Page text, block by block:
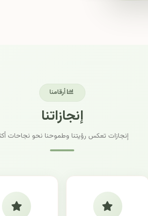
أرقامنا
إنجازاتنا
إنجازات تعكس رؤيتنا وطموحنا نحو نجاحات